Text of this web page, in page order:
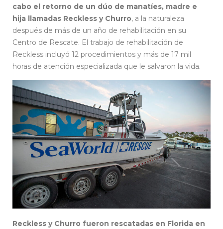
cabo el retorno de un dúo de manatíes, madre e
hija llamadas Reckless y Churro, a la naturaleza
después de más de un año de rehabilitación en su
Centro de Rescate. El trabajo de rehabilitación de
Reckless incluyó 12 procedimientos y más de 17 mil
horas de atención especializada que le salvaron la vida.
Reckless y Churro fueron rescatadas en Florida en